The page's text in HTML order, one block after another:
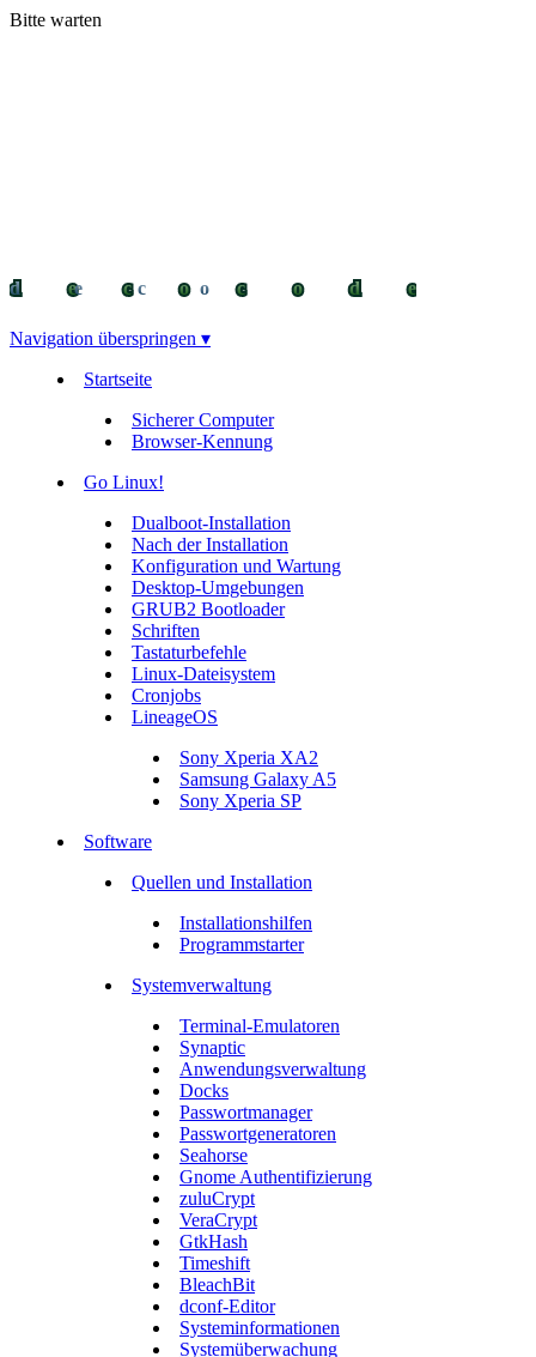
Bitte warten
decocode
decocode
deco
Navigation überspringen ▾
Startseite
Sicherer Computer
Browser-Kennung
Go Linux!
Dualboot-Installation
Nach der Installation
Konfiguration und Wartung
Desktop-Umgebungen
GRUB2 Bootloader
Schriften
Tastaturbefehle
Linux-Dateisystem
Cronjobs
LineageOS
Sony Xperia XA2
Samsung Galaxy A5
Sony Xperia SP
Software
Quellen und Installation
Installationshilfen
Programmstarter
Systemverwaltung
Terminal-Emulatoren
Synaptic
Anwendungsverwaltung
Docks
Passwortmanager
Passwortgeneratoren
Seahorse
Gnome Authentifizierung
zuluCrypt
VeraCrypt
GtkHash
Timeshift
BleachBit
dconf-Editor
Systeminformationen
Systemüberwachung